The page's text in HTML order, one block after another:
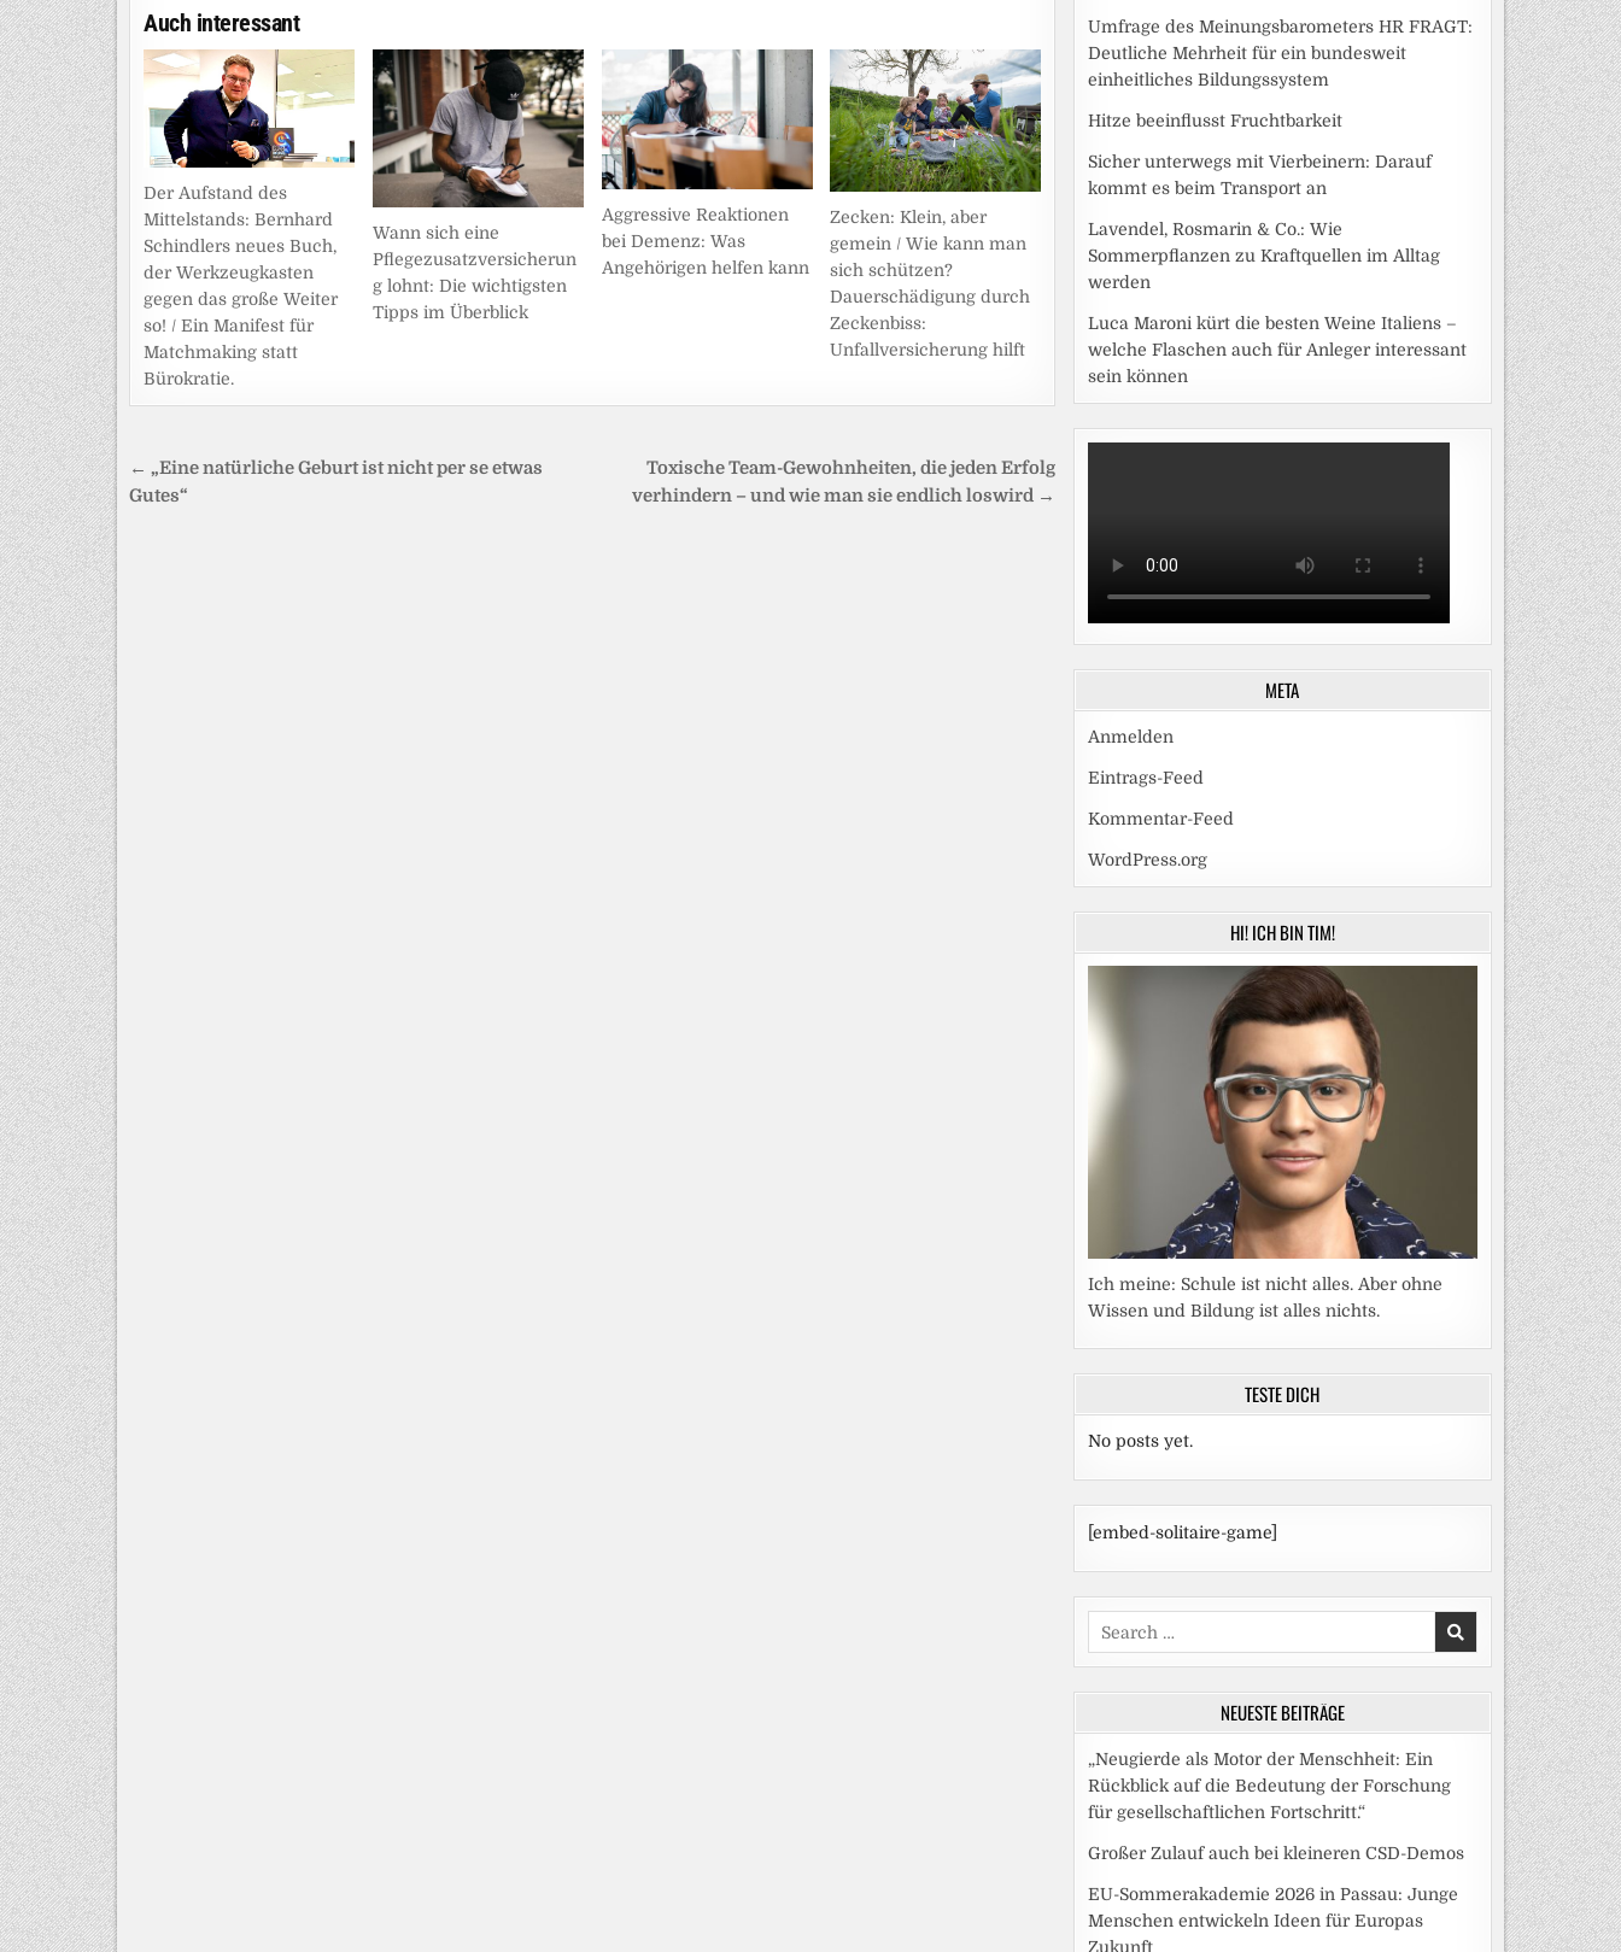
Auch interessant
Der Aufstand des
Mittelstands: Bernhard
Schindlers neues Buch,
der Werkzeugkasten
gegen das große Weiter
so! / Ein Manifest für
Matchmaking statt
Bürokratie.
Wann sich eine
Pflegezusatzversicherun
g lohnt: Die wichtigsten
Tipps im Überblick
Aggressive Reaktionen
bei Demenz: Was
Angehörigen helfen kann
Zecken: Klein, aber
gemein / Wie kann man
sich schützen?
Dauerschädigung durch
Zeckenbiss:
Unfallversicherung hilft
Beitragsnavigation
Toxische Team-Gewohnheiten, die jeden Erfolg
verhindern – und wie man sie endlich loswird →
← „Eine natürliche Geburt ist nicht per se etwas
Gutes“
Umfrage des Meinungsbarometers HR FRAGT:
Deutliche Mehrheit für ein bundesweit
einheitliches Bildungssystem
Hitze beeinflusst Fruchtbarkeit
Sicher unterwegs mit Vierbeinern: Darauf
kommt es beim Transport an
Lavendel, Rosmarin & Co.: Wie
Sommerpflanzen zu Kraftquellen im Alltag
werden
Luca Maroni kürt die besten Weine Italiens –
welche Flaschen auch für Anleger interessant
sein können
META
Anmelden
Eintrags-Feed
Kommentar-Feed
WordPress.org
HI! ICH BIN TIM!
Ich meine: Schule ist nicht alles. Aber ohne
Wissen und Bildung ist alles nichts.
TESTE DICH
No posts yet.
[embed-solitaire-game]
Search
for:
NEUESTE BEITRÄGE
„Neugierde als Motor der Menschheit: Ein
Rückblick auf die Bedeutung der Forschung
für gesellschaftlichen Fortschritt.“
Großer Zulauf auch bei kleineren CSD-Demos
EU-Sommerakademie 2026 in Passau: Junge
Menschen entwickeln Ideen für Europas
Zukunft